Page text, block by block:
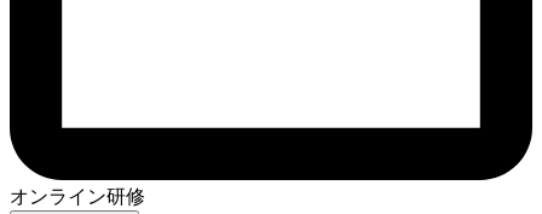
オンライン研修